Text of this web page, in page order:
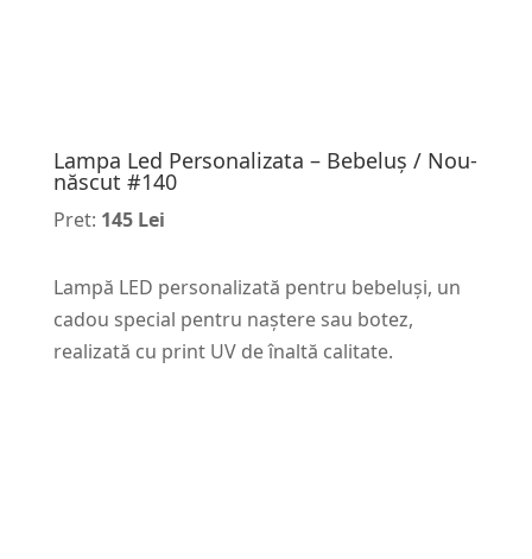
Lampa Led Personalizata – Bebeluș / Nou-
născut #140
Pret: 145 Lei
Lampă LED personalizată pentru bebeluși, un
cadou special pentru naștere sau botez,
realizată cu print UV de înaltă calitate.